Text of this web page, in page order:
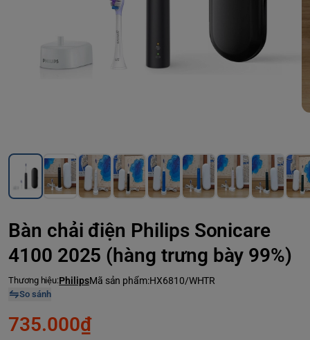
Bàn chải điện Philips Sonicare
4100 2025 (hàng trưng bày 99%)
Thương hiệu:PhilipsMã sản phẩm:HX6810/WHTR
So sánh
735.000₫